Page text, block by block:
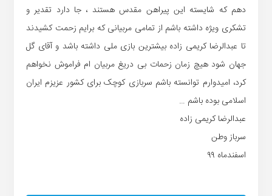
دهم که شایسته این پیراهن مقدس هستند ، جا دارد تقدیر و
تشکری ویژه داشته باشم از تمامی مربیانی که برایم زحمت کشیدند
تا عبدالرضا کریمی زاده بیشترین بازی ملی داشته باشد و آقای گل
جهان شود هیچ زمان زحمات بی دریغ مربیان ام فراموش نخواهم
کرد، امیدوارم توانسته باشم سربازی کوچک برای کشور عزیزم ایران
اسلامی بوده باشم …
عبدالرضا کریمی زاده
سرباز وطن
اسفندماه ۹۹